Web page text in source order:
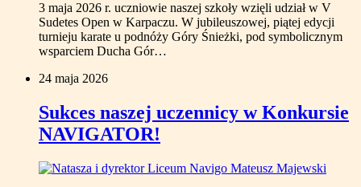
3 maja 2026 r. uczniowie naszej szkoły wzięli udział w V
Sudetes Open w Karpaczu. W jubileuszowej, piątej edycji
turnieju karate u podnóży Góry Śnieżki, pod symbolicznym
wsparciem Ducha Gór…
24 maja 2026
Sukces naszej uczennicy w Konkursie
NAVIGATOR!